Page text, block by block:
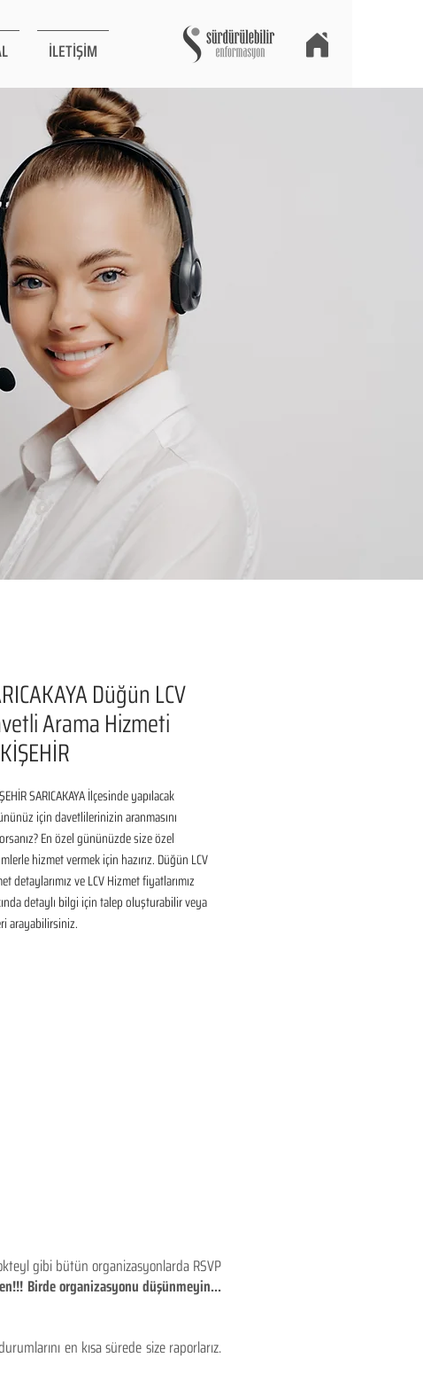
İLETİŞİM
Düğün LCV
Arama Hizmeti
SARICAKAYA İlçesinde yapılacak
için davetlilerinizin aranmasını
En özel gününüzde size özel
hizmet vermek için hazırız. Düğün LCV
detaylarımız ve LCV Hizmet fiyatlarımız
detaylı bilgi için talep oluşturabilir veya
arayabilirsiniz.
gibi bütün organizasyonlarda RSVP
Birde organizasyonu düşünmeyin...
en kısa sürede size raporlarız.